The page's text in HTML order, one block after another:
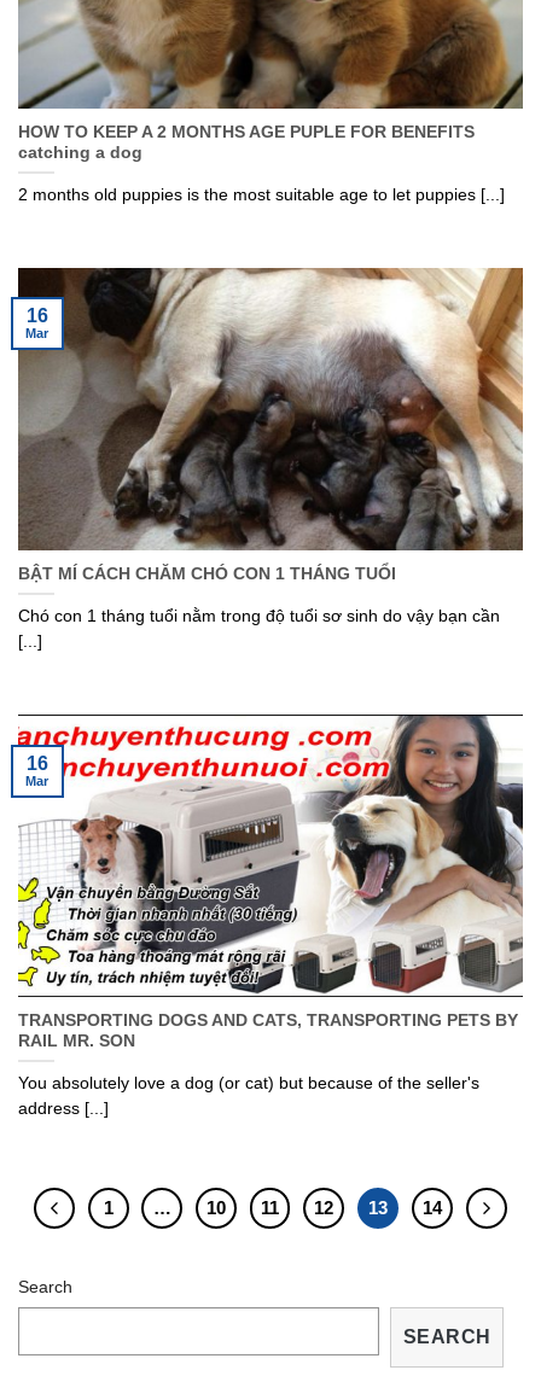
HOW TO KEEP A 2 MONTHS AGE PUPLE FOR BENEFITS
catching a dog
2 months old puppies is the most suitable age to let puppies [...]
BẬT MÍ CÁCH CHĂM CHÓ CON 1 THÁNG TUỔI
Chó con 1 tháng tuổi nằm trong độ tuổi sơ sinh do vậy bạn cần
[...]
16
Mar
TRANSPORTING DOGS AND CATS, TRANSPORTING PETS BY
RAIL MR. SON
You absolutely love a dog (or cat) but because of the seller's
address [...]
16
Mar
1 … 10 11 12 13 14
Search
SEARCH